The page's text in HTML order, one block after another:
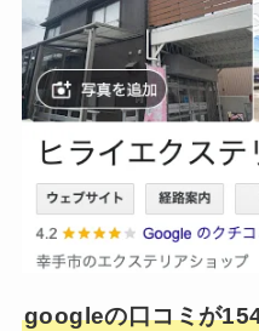
googleの口コミが